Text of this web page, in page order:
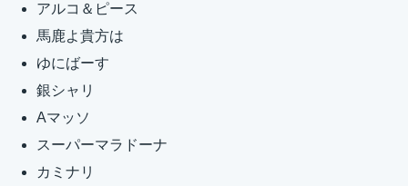
アルコ＆ピース
馬鹿よ貴方は
ゆにばーす
銀シャリ
Aマッソ
スーパーマラドーナ
カミナリ